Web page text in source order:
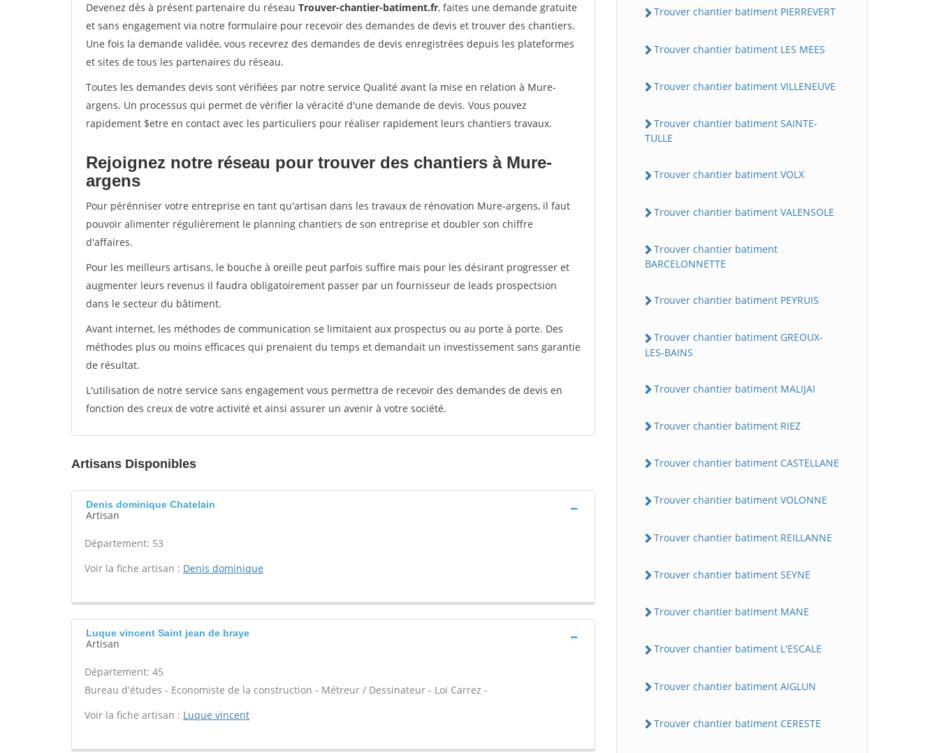
Devenez dès à présent partenaire du réseau Trouver-chantier-batiment.fr, faites une demande gratuite
et sans engagement via notre formulaire pour recevoir des demandes de devis et trouver des chantiers.
Une fois la demande validée, vous recevrez des demandes de devis enregistrées depuis les plateformes
et sites de tous les partenaires du réseau.
Toutes les demandes devis sont vérifiées par notre service Qualité avant la mise en relation à Mure-
argens. Un processus qui permet de vérifier la véracité d'une demande de devis. Vous pouvez
rapidement $etre en contact avec les particuliers pour réaliser rapidement leurs chantiers travaux.
Rejoignez notre réseau pour trouver des chantiers à Mure-
argens
Pour pérénniser votre entreprise en tant qu'artisan dans les travaux de rénovation Mure-argens, il faut
pouvoir alimenter régulièrement le planning chantiers de son entreprise et doubler son chiffre
d'affaires.
Pour les meilleurs artisans, le bouche à oreille peut parfois suffire mais pour les désirant progresser et
augmenter leurs revenus il faudra obligatoirement passer par un fournisseur de leads prospectsion
dans le secteur du bâtiment.
Avant internet, les méthodes de communication se limitaient aux prospectus ou au porte à porte. Des
méthodes plus ou moins efficaces qui prenaient du temps et demandait un investissement sans garantie
de résultat.
L'utilisation de notre service sans engagement vous permettra de recevoir des demandes de devis en
fonction des creux de votre activité et ainsi assurer un avenir à votre société.
Artisans Disponibles
Denis dominique Chatelain
Artisan
Département: 53
Voir la fiche artisan : Denis dominique
Luque vincent Saint jean de braye
Artisan
Département: 45
Bureau d'études - Economiste de la construction - Métreur / Dessinateur - Loi Carrez -
Voir la fiche artisan : Luque vincent
Trouver chantier batiment PIERREVERT
Trouver chantier batiment LES MEES
Trouver chantier batiment VILLENEUVE
Trouver chantier batiment SAINTE-
TULLE
Trouver chantier batiment VOLX
Trouver chantier batiment VALENSOLE
Trouver chantier batiment
BARCELONNETTE
Trouver chantier batiment PEYRUIS
Trouver chantier batiment GREOUX-
LES-BAINS
Trouver chantier batiment MALIJAI
Trouver chantier batiment RIEZ
Trouver chantier batiment CASTELLANE
Trouver chantier batiment VOLONNE
Trouver chantier batiment REILLANNE
Trouver chantier batiment SEYNE
Trouver chantier batiment MANE
Trouver chantier batiment L'ESCALE
Trouver chantier batiment AIGLUN
Trouver chantier batiment CERESTE